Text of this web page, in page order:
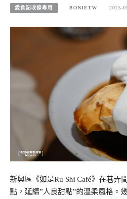
愛食記收錄專用 BONIETW 2025-
新興區《如是Ru Shi Café》在巷弄
點，延續”人良甜點”的溫柔風格。